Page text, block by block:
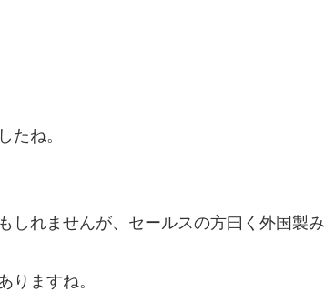
たね。
しれませんが、セールスの方曰く外国製
りますね。